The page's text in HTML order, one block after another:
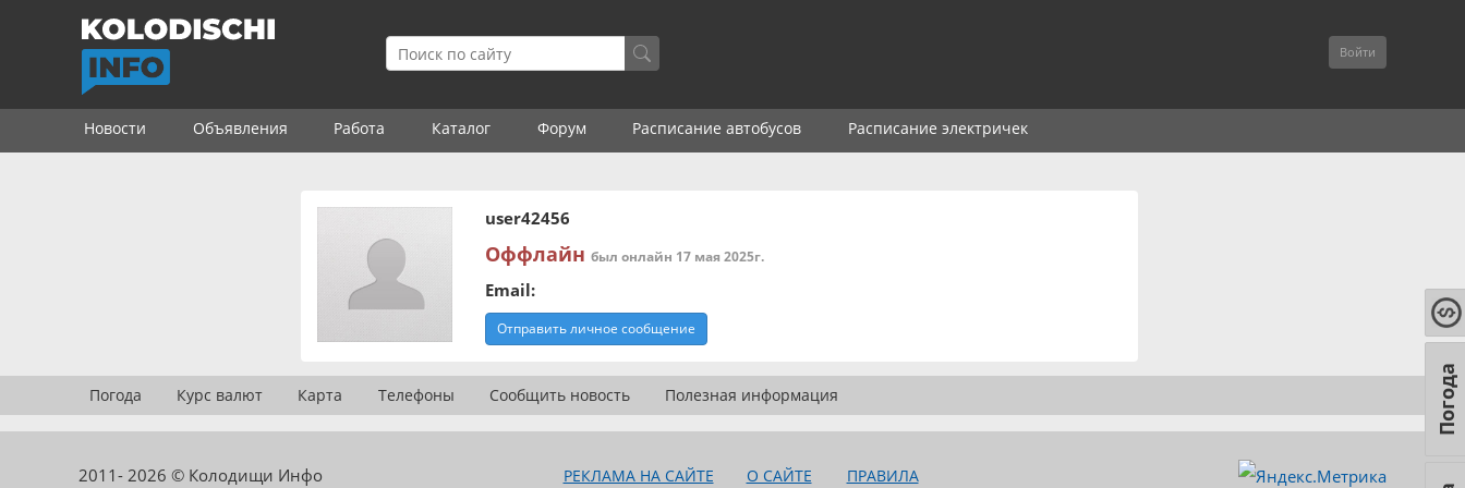
Войти
Новости Объявления Работа Каталог Форум Расписание автобусов Расписание электричек
user42456
Оффлайн был онлайн 17 мая 2025г.
Email:
Отправить личное сообщение
Погода Курс валют Карта Телефоны Сообщить новость Полезная информация
2011- 2026 © Колодищи Инфо РЕКЛАМА НА САЙТЕ О САЙТЕ
ПРАВИЛА
Погода